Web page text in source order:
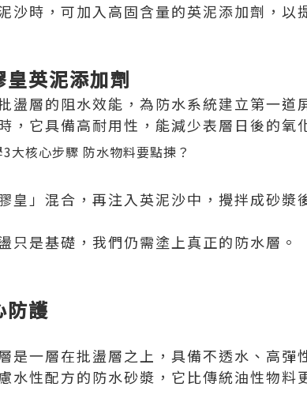
沙時，可加入高固含量的英泥添加劑，以
英泥添加劑
盪層的阻水效能，為防水系統建立第一道
，它具備高耐用性，能減少表層日後的氧
皇」混合，再注入英泥沙中，攪拌成砂漿
只是基礎，我們仍需塗上真正的防水層。
防護
是一層在批盪層之上，具備不透水、高彈
水性配方的防水砂漿，它比傳統油性物料